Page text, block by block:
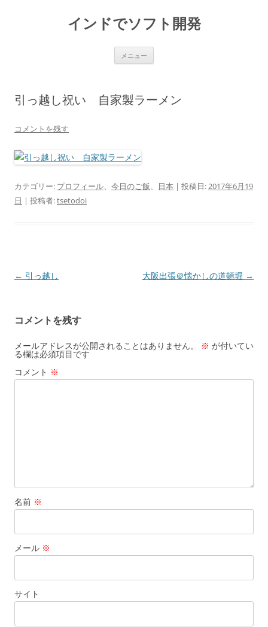
インドでソフト開発
メニュー
ス
引っ越し祝い 自家製ラーメン
コメントを残す
カテゴリー: プロフィール、 今日のご飯、 日本 | 投稿日:2017年6月19
日 | 投稿者:tsetodoi
投
ビ
ゲ
ー
シ
← 引っ越し 大阪出張＠懐かしの道頓堀 →
コメントを残す
メールアドレスが公開されることはありません。 ※ が付いてい
る欄は必須項目です
コメント ※
名前 ※
メール ※
サイト